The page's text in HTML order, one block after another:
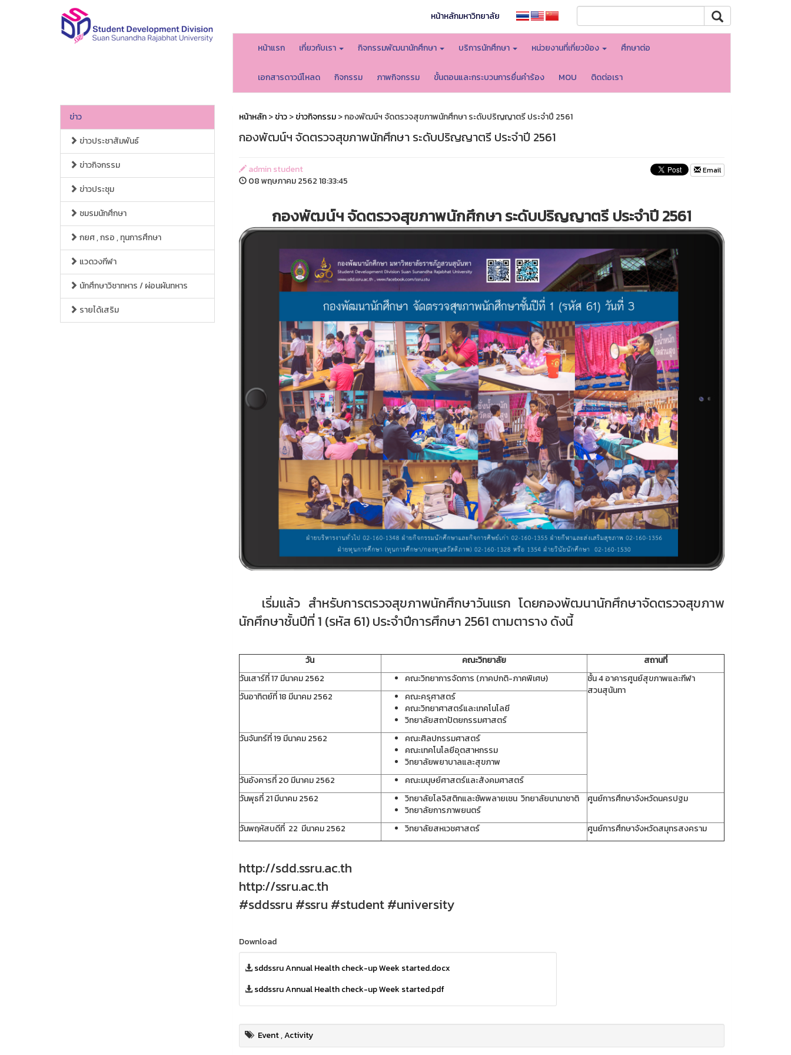
หน้าหลักมหาวิทยาลัย
หน้าแรก เกี่ยวกับเรา กิจกรรมพัฒนานักศึกษา บริการนักศึกษา หน่วยงานที่เกี่ยวข้อง ศึกษาต่อ
เอกสารดาวน์โหลด กิจกรรม ภาพกิจกรรม ขั้นตอนและกระบวนการยื่นคำร้อง MOU ติดต่อเรา
ข่าว
ข่าวประชาสัมพันธ์
ข่าวกิจกรรม
ข่าวประชุม
ชมรมนักศึกษา
กยศ , กรอ , ทุนการศึกษา
แวดวงกีฬา
นักศึกษาวิชาทหาร / ผ่อนผันทหาร
รายได้เสริม
หน้าหลัก>ข่าว>ข่าวกิจกรรม> กองพัฒน์ฯ จัดตรวจสุขภาพนักศึกษา ระดับปริญญาตรี ประจำปี 2561
กองพัฒน์ฯ จัดตรวจสุขภาพนักศึกษา ระดับปริญญาตรี ประจำปี 2561
admin student
08 พฤษภาคม 2562 18:33:45
Email
กองพัฒน์ฯ จัดตรวจสุขภาพนักศึกษา ระดับปริญญาตรี ประจำปี2561
เริ่มแล้ว สำหรับการตรวจสุขภาพนักศึกษาวันแรก โดยกองพัฒนานักศึกษาจัดตรวจสุขภาพ
นักศึกษาชั้นปีที่ 1 (รหัส 61) ประจำปีการศึกษา 2561 ตามตาราง ดังนี้
วัน คณะวิทยาลัย
สถานที่
วันเสาร์ที่ 17 มีนาคม 2562
คณะวิทยาการจัดการ (ภาคปกติ-ภาคพิเศษ)
ชั้น 4 อาคารศูนย์สุขภาพและกีฬา
สวนสุนันทา
วันอาทิตย์ที่ 18 มีนาคม 2562
คณะครุศาสตร์
คณะวิทยาศาสตร์และเทคโนโลยี
วิทยาลัยสถาปัตยกรรมศาสตร์
วันจันทร์ที่ 19 มีนาคม 2562
คณะศิลปกรรมศาสตร์
คณะเทคโนโลยีอุตสาหกรรม
วิทยาลัยพยาบาลและสุขภาพ
วันอังคารที่ 20 มีนาคม 2562
คณะมนุษย์ศาสตร์และสังคมศาสตร์
วันพุธที่ 21 มีนาคม 2562
วิทยาลัยโลจิสติกและซัพพลายเชน วิทยาลัยนานาชาติ
วิทยาลัยการภาพยนตร์
ศูนย์การศึกษาจังหวัดนครปฐม
วันพฤหัสบดีที่ 22 มีนาคม 2562 วิทยาลัยสหเวชศาสตร์ ศูนย์การศึกษาจังหวัดสมุทรสงคราม
http://sdd.ssru.ac.th
http://ssru.ac.th
#sddssru #ssru #student #university
Download
sddssru Annual Health check-up Week started.docx
sddssru Annual Health check-up Week started.pdf
Event,Activity